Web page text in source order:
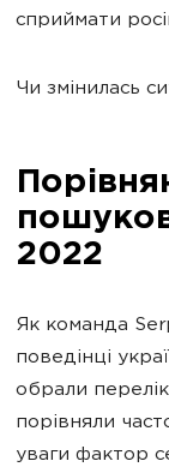
сприймати
Чи змінилась
2022
Як команда
поведінці
обрали
порівняли
уваги фактор